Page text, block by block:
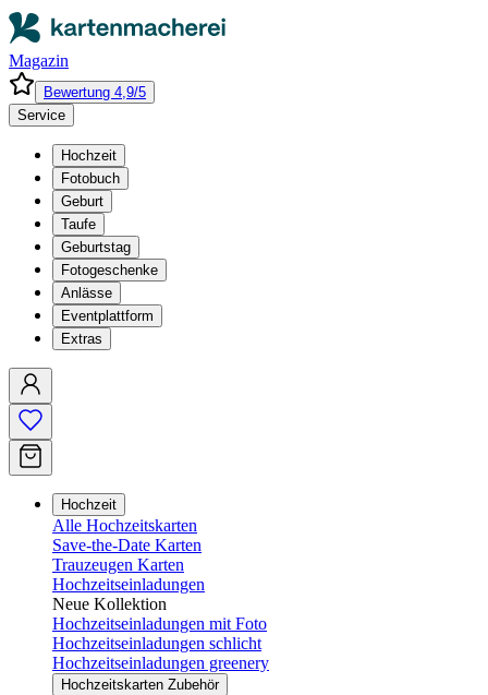
Magazin
Bewertung 4,9/5
Service
Hochzeit
Fotobuch
Geburt
Taufe
Geburtstag
Fotogeschenke
Anlässe
Eventplattform
Extras
Hochzeit
Alle Hochzeitskarten
Save-the-Date Karten
Trauzeugen Karten
Hochzeitseinladungen
Neue Kollektion
Hochzeitseinladungen mit Foto
Hochzeitseinladungen schlicht
Hochzeitseinladungen greenery
Hochzeitskarten Zubehör